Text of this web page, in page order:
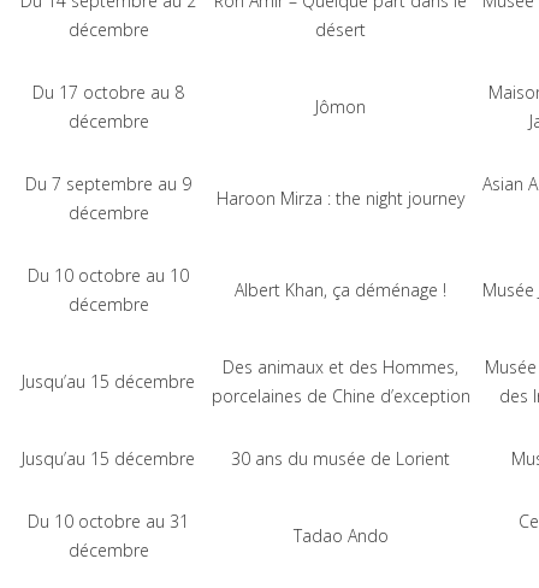
décembre
désert
Du 17 octobre au 8
décembre
Jômon
Du 7 septembre au 9
décembre
Haroon Mirza : the night journey
Asian
Du 10 octobre au 10
décembre
Albert Khan, ça déménage ! Musée
Jusqu’au 15 décembre
Des animaux et des Hommes,
porcelaines de Chine d’exception
des
Jusqu’au 15 décembre 30 ans du musée de Lorient
Du 10 octobre au 31
décembre
Tadao Ando